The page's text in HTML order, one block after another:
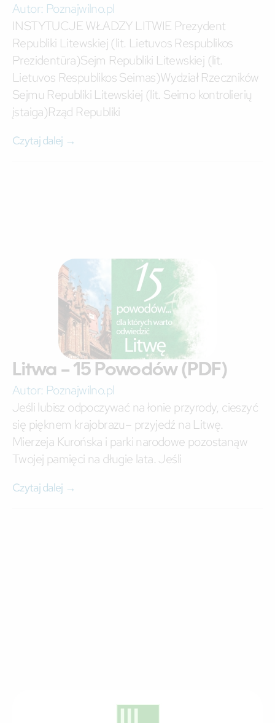
Autor: Poznajwilno.pl
INSTYTUCJE WŁADZY LITWIE Prezydent
Republiki Litewskiej (lit. Lietuvos Respublikos
Prezidentūra)Sejm Republiki Litewskiej (lit.
Lietuvos Respublikos Seimas)Wydział Rzeczników
Sejmu Republiki Litewskiej (lit. Seimo kontrolierių
įstaiga)Rząd Republiki
Czytaj dalej →
Litwa – 15 Powodów (PDF)
Autor: Poznajwilno.pl
Jeśli lubisz odpoczywać na łonie przyrody, cieszyć
się pięknem krajobrazu– przyjedź na Litwę.
Mierzeja Kurońska i parki narodowe pozostanąw
Twojej pamięci na długie lata. Jeśli
Czytaj dalej →